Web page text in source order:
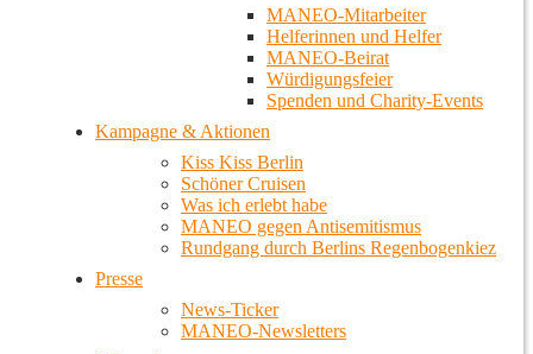
MANEO-Mitarbeiter
Helferinnen und Helfer
MANEO-Beirat
Würdigungsfeier
Spenden und Charity-Events
Kampagne & Aktionen
Kiss Kiss Berlin
Schöner Cruisen
Was ich erlebt habe
MANEO gegen Antisemitismus
Rundgang durch Berlins Regenbogenkiez
Presse
News-Ticker
MANEO-Newsletters